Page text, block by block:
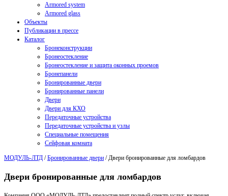
Armored system
Armored glass
Объекты
Публикации в прессе
Каталог
Бронеконструкции
Бронеостекление
Бронеостекление и защита оконных проемов
Бронепанели
Бронированные двери
Бронированные панели
Двери
Двери для КХО
Передаточные устройства
Передаточные устройства и узлы
Специальные помещения
Сейфовая комната
МОДУЛЬ-ЛТД /Бронированные двери /Двери бронированные для ломбардов
Двери бронированные для ломбардов